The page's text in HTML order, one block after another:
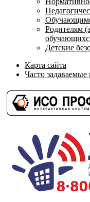
Родителям
Детские
Карта сайта
Часто